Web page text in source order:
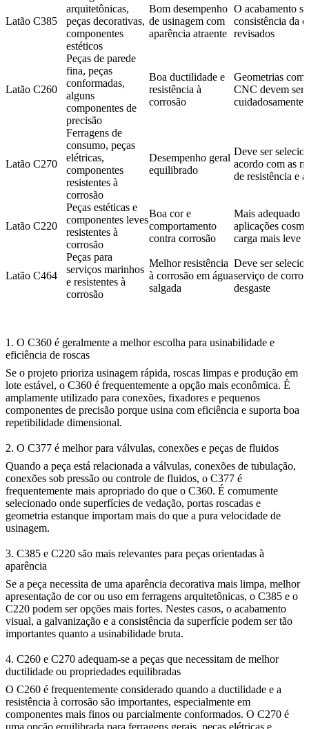
Latão C385
arquitetônicas,
peças decorativas,
componentes
estéticos
Bom desempenho
de usinagem com
aparência atraente
O acabamento
consistência da
revisados
Latão C260
Peças de parede
fina, peças
conformadas,
alguns
componentes de
precisão
Boa ductilidade e
resistência à
corrosão
Geometrias
CNC devem ser
cuidadosamente
Latão C270
Ferragens de
consumo, peças
elétricas,
componentes
resistentes à
corrosão
Desempenho geral
equilibrado
Deve ser
acordo com as
de resistência e
Latão C220
Peças estéticas e
componentes leves
resistentes à
corrosão
Boa cor e
comportamento
contra corrosão
Mais adequado
aplicações
carga mais leve
Latão C464
Peças para
serviços marinhos
e resistentes à
corrosão
Melhor resistência
à corrosão em água
salgada
Deve ser
serviço de
desgaste
1. O C360 é geralmente a melhor escolha para usinabilidade e
eficiência de roscas
Se o projeto prioriza usinagem rápida, roscas limpas e produção em
lote estável, o C360 é frequentemente a opção mais econômica. É
amplamente utilizado para conexões, fixadores e pequenos
componentes de precisão porque usina com eficiência e suporta boa
repetibilidade dimensional.
2. O C377 é melhor para válvulas, conexões e peças de fluidos
Quando a peça está relacionada a válvulas, conexões de tubulação,
conexões sob pressão ou controle de fluidos, o C377 é
frequentemente mais apropriado do que o C360. É comumente
selecionado onde superfícies de vedação, portas roscadas e
geometria estanque importam mais do que a pura velocidade de
usinagem.
3. C385 e C220 são mais relevantes para peças orientadas à
aparência
Se a peça necessita de uma aparência decorativa mais limpa, melhor
apresentação de cor ou uso em ferragens arquitetônicas, o C385 e o
C220 podem ser opções mais fortes. Nestes casos, o acabamento
visual, a galvanização e a consistência da superfície podem ser tão
importantes quanto a usinabilidade bruta.
4. C260 e C270 adequam-se a peças que necessitam de melhor
ductilidade ou propriedades equilibradas
O C260 é frequentemente considerado quando a ductilidade e a
resistência à corrosão são importantes, especialmente em
componentes mais finos ou parcialmente conformados. O C270 é